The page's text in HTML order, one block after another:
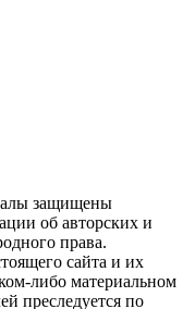
защищены
об авторских и
права.
сайта и их
либо материальном
преследуется по